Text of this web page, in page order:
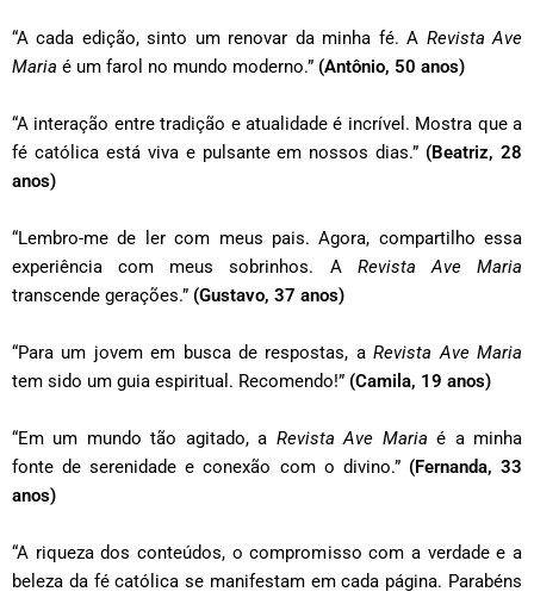
“A cada edição, sinto um renovar da minha fé. A Revista Ave
Maria é um farol no mundo moderno.” (Antônio, 50 anos)
“A interação entre tradição e atualidade é incrível. Mostra que a
fé católica está viva e pulsante em nossos dias.” (Beatriz, 28
anos)
“Lembro-me de ler com meus pais. Agora, compartilho essa
experiência com meus sobrinhos. A Revista Ave Maria
transcende gerações.” (Gustavo, 37 anos)
“Para um jovem em busca de respostas, aRevista Ave Maria
tem sido um guia espiritual. Recomendo!” (Camila, 19 anos)
“Em um mundo tão agitado, a Revista Ave Maria é a minha
fonte de serenidade e conexão com o divino.” (Fernanda, 33
anos)
“A riqueza dos conteúdos, o compromisso com a verdade e a
beleza da fé católica se manifestam em cada página. Parabéns